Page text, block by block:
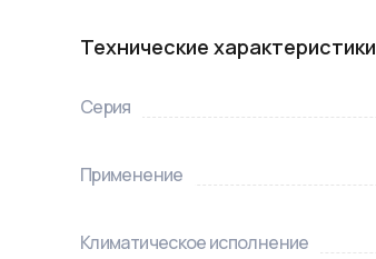
Технические характеристики
Серия
Применение
Климатическое исполнение